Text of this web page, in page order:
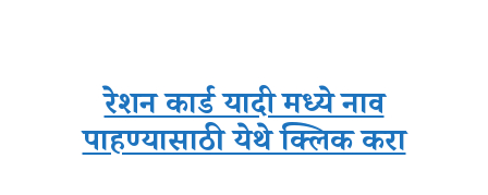
रेशन कार्ड यादी मध्ये नाव
पाहण्यासाठी येथे क्लिक करा